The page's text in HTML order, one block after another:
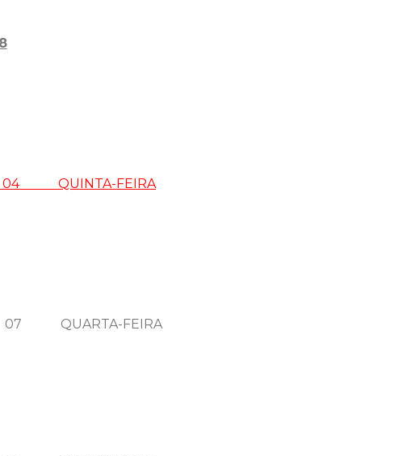
QUINTA-FEIRA
QUARTA-FEIRA